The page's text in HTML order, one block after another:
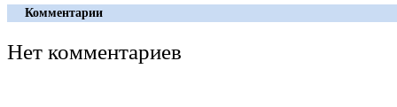
Комментарии
Нет комментариев